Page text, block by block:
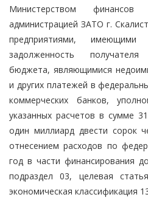
Министерством финансов
администрацией ЗАТО г.
предприятиями,
задолженность
бюджета, являющимися
и других платежей в
коммерческих банков,
указанных расчетов в сумме
один миллиард двести сорок
отнесением расходов по
год в части финансирования
подраздел 03, целевая
экономическая классификация